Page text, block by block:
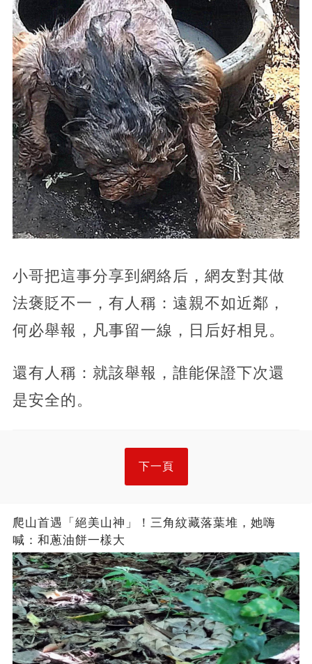
小哥把這事分享到網絡后，網友對其做
法褒貶不一，有人稱：遠親不如近鄰，
何必舉報，凡事留一線，日后好相見。
還有人稱：就該舉報，誰能保證下次還
是安全的。
下一頁
爬山首遇「絕美山神」！三角紋藏落葉堆，她嗨
喊：和蔥油餅一樣大